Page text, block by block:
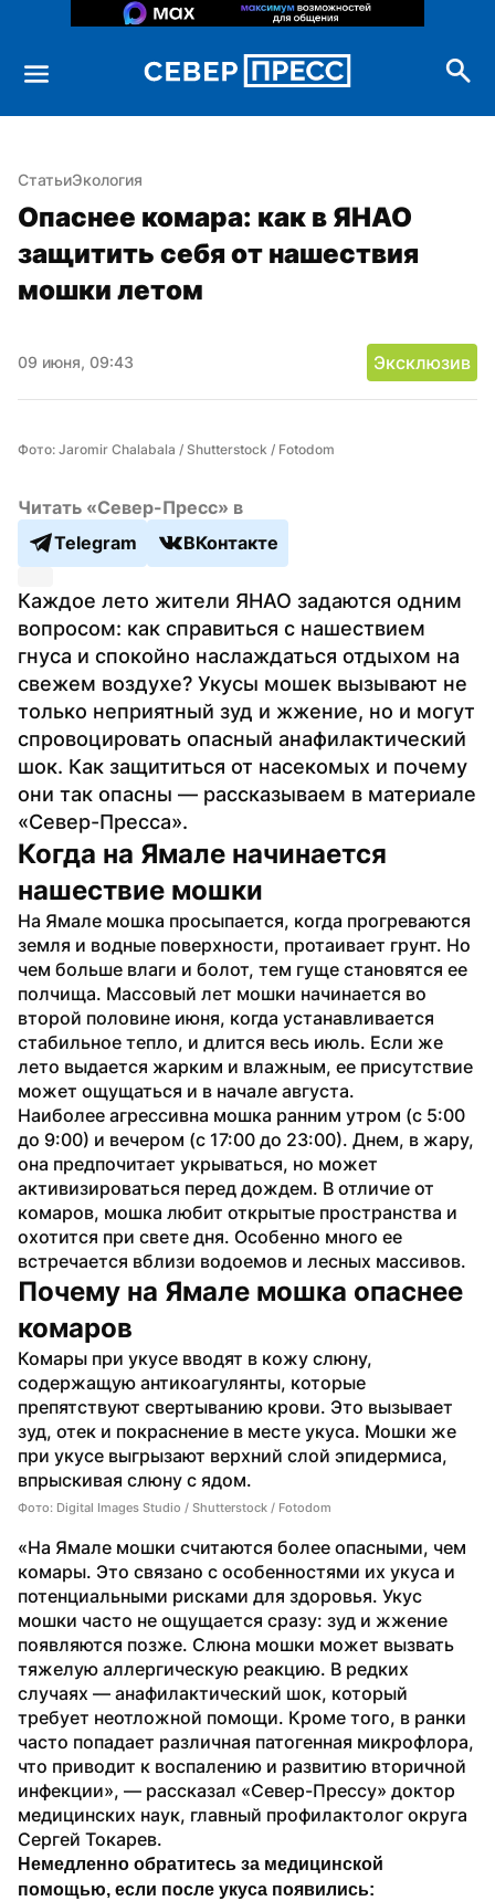
СтатьиЭкология
Опаснее комара: как в ЯНАО
защитить себя от нашествия
мошки летом
09 июня, 09:43 Эксклюзив
Фото: Jaromir Chalabala / Shutterstock / Fotodom
Читать «Север-Пресс» в
Telegram
ВКонтакте
Каждое лето жители ЯНАО задаются одним
вопросом: как справиться с нашествием
гнуса и спокойно наслаждаться отдыхом на
свежем воздухе? Укусы мошек вызывают не
только неприятный зуд и жжение, но и могут
спровоцировать опасный анафилактический
шок. Как защититься от насекомых и почему
они так опасны — рассказываем в материале
«Север-Пресса».
Когда на Ямале начинается
нашествие мошки
На Ямале мошка просыпается, когда прогреваются
земля и водные поверхности, протаивает грунт. Но
чем больше влаги и болот, тем гуще становятся ее
полчища. Массовый лет мошки начинается во
второй половине июня, когда устанавливается
стабильное тепло, и длится весь июль. Если же
лето выдается жарким и влажным, ее присутствие
может ощущаться и в начале августа.
Наиболее агрессивна мошка ранним утром (с 5:00
до 9:00) и вечером (с 17:00 до 23:00). Днем, в жару,
она предпочитает укрываться, но может
активизироваться перед дождем. В отличие от
комаров, мошка любит открытые пространства и
охотится при свете дня. Особенно много ее
встречается вблизи водоемов и лесных массивов.
Почему на Ямале мошка опаснее
комаров
Комары при укусе вводят в кожу слюну,
содержащую антикоагулянты, которые
препятствуют свертыванию крови. Это вызывает
зуд, отек и покраснение в месте укуса. Мошки же
при укусе выгрызают верхний слой эпидермиса,
впрыскивая слюну с ядом.
Фото: Digital Images Studio / Shutterstock / Fotodom
«На Ямале мошки считаются более опасными, чем
комары. Это связано с особенностями их укуса и
потенциальными рисками для здоровья. Укус
мошки часто не ощущается сразу: зуд и жжение
появляются позже. Слюна мошки может вызвать
тяжелую аллергическую реакцию. В редких
случаях — анафилактический шок, который
требует неотложной помощи. Кроме того, в ранки
часто попадает различная патогенная микрофлора,
что приводит к воспалению и развитию вторичной
инфекции», — рассказал «Север-Прессу» доктор
медицинских наук, главный профилактолог округа
Сергей Токарев.
Немедленно обратитесь за медицинской
помощью, если после укуса появились: